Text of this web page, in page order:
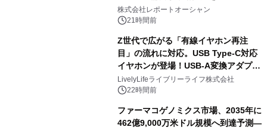
株式会社レポートオーシャン
21時間前
Z世代で広がる「有線イヤホン再注
目」の流れに対応。USB Type-C対応
イヤホンが登場！USB-A変換アダプタ
ー付きでスマホからパソコンまで幅広
く活用可能
LivelyLifeライブリーライフ株式会社
22時間前
ファーマコゲノミクス市場、2035年に
462億9,000万米ドル規模へ到達予測―